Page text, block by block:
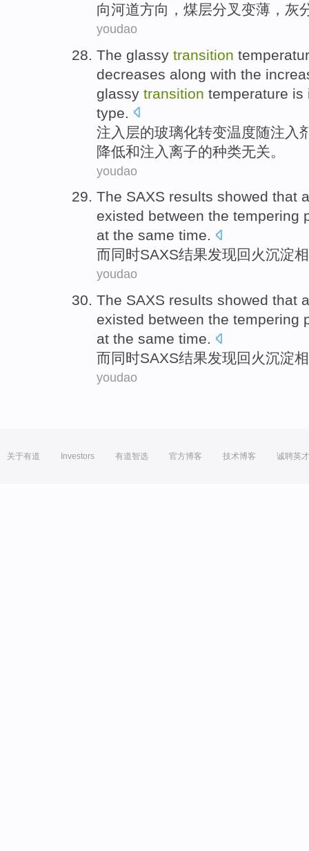
向河道方向， 煤层分叉变薄， 灰
youdao
The glassy transition
decreases along with the
glassy transition temperature is
type
注入 层的玻璃化转变温度随注入
降低和注入 离子的种类无关 。
youdao
The SAXS results showed that a
existed between the tempering
at the same time.
而同时SAXS结果发现回火沉淀
youdao
The SAXS results showed that a
existed between the tempering
at the same time.
而同时SAXS结果发现回火沉淀
youdao
关于有道 Investors 有道智选 官方博客 技术博客 诚聘英才